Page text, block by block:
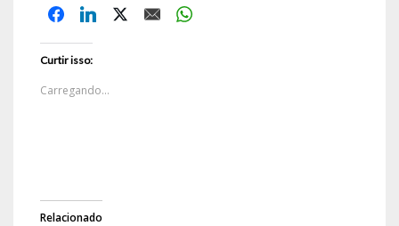
Curtir isso:
Carregando...
Relacionado